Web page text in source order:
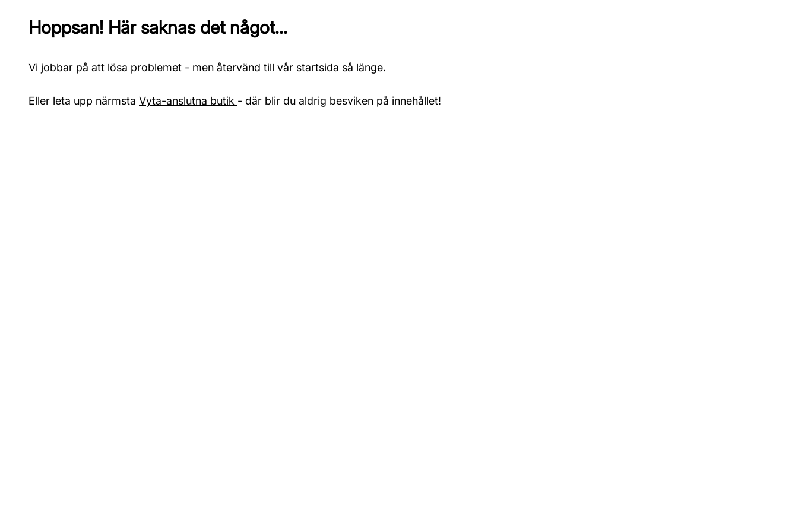
Hoppsan! Här saknas det något...
Vi jobbar på att lösa problemet - men återvänd till vår startsida så länge.
Eller leta upp närmsta Vyta-anslutna butik - där blir du aldrig besviken på innehållet!